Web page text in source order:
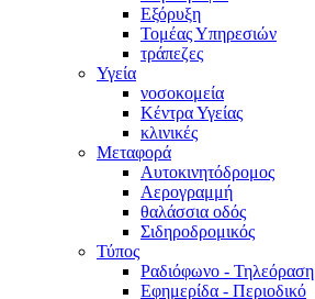
Εξόρυξη
Τομέας Υπηρεσιών
τράπεζες
Υγεία
νοσοκομεία
Κέντρα Υγείας
κλινικές
Μεταφορά
Αυτοκινητόδρομος
Αερογραμμή
θαλάσσια οδός
Σιδηροδρομικός
Τύπος
Ραδιόφωνο - Τηλεόραση
Εφημερίδα - Περιοδικό